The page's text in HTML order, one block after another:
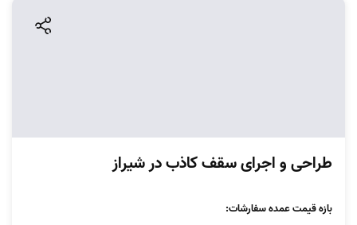
طراحی و اجرای سقف کاذب در شیراز
بازه قیمت عمده سفارشات: